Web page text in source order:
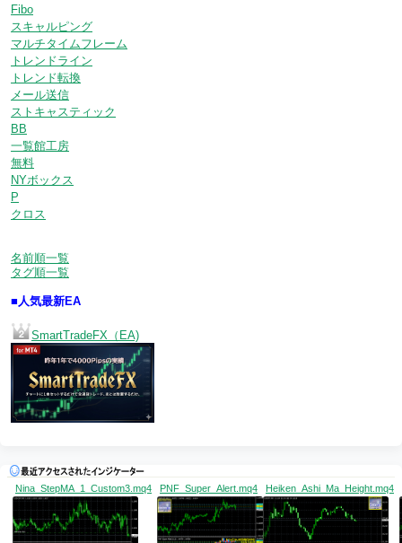
Fibo
スキャルピング
マルチタイムフレーム
トレンドライン
トレンド転換
メール送信
ストキャスティック
BB
一覧館工房
無料
NYボックス
P
クロス
名前順一覧
タグ順一覧
■人気最新EA
SmartTradeFX（EA)
Nina_StepMA_1_Custom3.mq4 PNF_Super_Alert.mq4 Heiken_Ashi_Ma_Height.mq4